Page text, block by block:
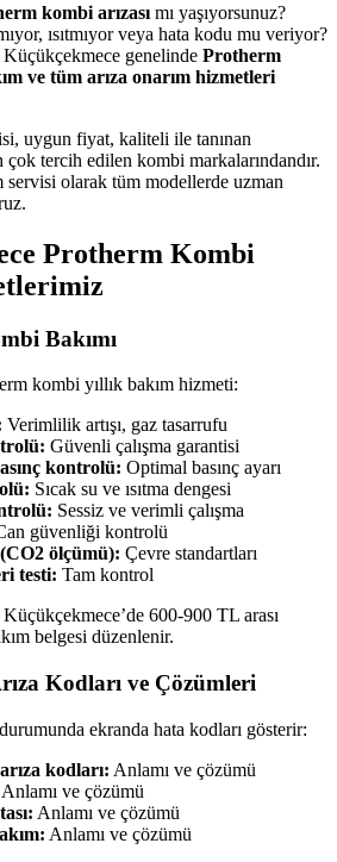
kombi arızası mı yaşıyorsunuz?
ısıtmıyor veya hata kodu mu veriyor?
genelinde Protherm
ve tüm arıza onarım hizmetleri
uygun fiyat, kaliteli ile tanınan
tercih edilen kombi markalarındandır.
olarak tüm modellerde uzman
Protherm Kombi
Bakımı
kombi yıllık bakım hizmeti:
Verimlilik artışı, gaz tasarrufu
Güvenli çalışma garantisi
kontrolü: Optimal basınç ayarı
Sıcak su ve ısıtma dengesi
Sessiz ve verimli çalışma
güvenliği kontrolü
ölçümü): Çevre standartları
testi: Tam kontrol
Küçükçekmece’de 600-900 TL arası
belgesi düzenlenir.
Kodları ve Çözümleri
ekranda hata kodları gösterir:
kodları: Anlamı ve çözümü
Anlamı ve çözümü
Anlamı ve çözümü
Anlamı ve çözümü